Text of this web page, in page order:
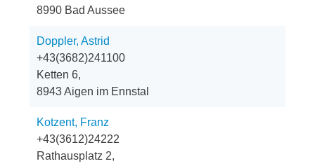
8990 Bad Aussee
Doppler, Astrid
+43(3682)241100
Ketten 6,
8943 Aigen im Ennstal
Kotzent, Franz
+43(3612)24222
Rathausplatz 2,